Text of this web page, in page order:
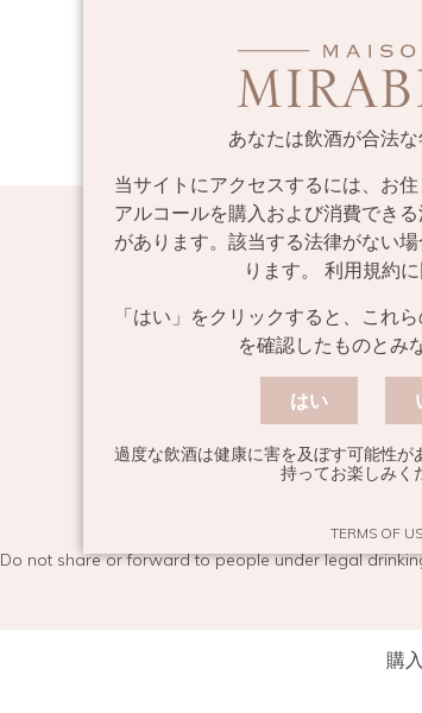
あなたは飲酒が合法
当サイトにアクセスするには、お住
アルコールを購入および消費でき
があります。該当する法律がない
ります。 利用規約
「はい」をクリックすると、これ
を確認したものとみ
はい
過度な飲酒は健康に害を及ぼす可能性が
持ってお楽しみく
TERMS OF
登録して、メゾン・ミラボー
ー
ル
Do not share or forward to people under legal
購